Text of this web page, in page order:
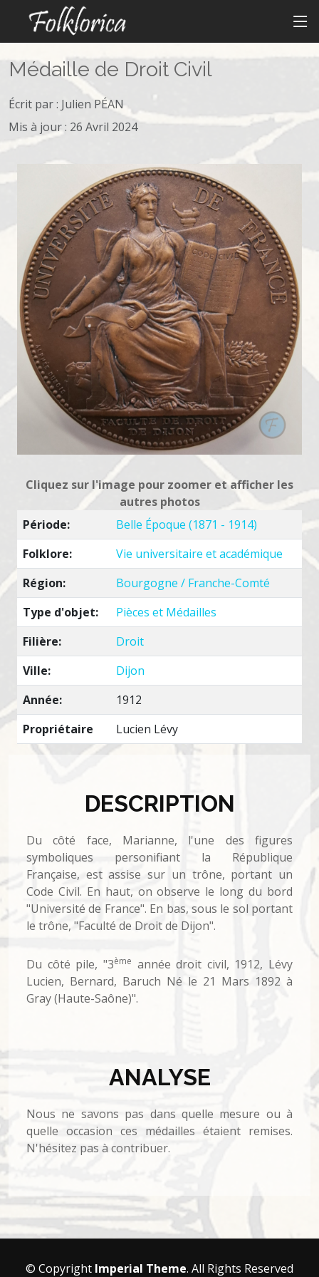
Médaille de Droit Civil
Écrit par : Julien PÉAN
Mis à jour : 26 Avril 2024
Cliquez sur l'image pour zoomer et afficher les
autres photos
Période:
Belle Époque (1871 - 1914)
Folklore:
Vie universitaire et académique
Région:
Bourgogne / Franche-Comté
Type d'objet:
Pièces et Médailles
Filière:
Droit
Ville:
Dijon
Année:
1912
Propriétaire
Lucien Lévy
DESCRIPTION
Du côté face, Marianne, l'une des figures
symboliques personifiant la République
Française, est assise sur un trône, portant un
Code Civil. En haut, on observe le long du bord
"Université de France". En bas, sous le sol portant
le trône, "Faculté de Droit de Dijon".
Du côté pile, "3ème année droit civil, 1912, Lévy
Lucien, Bernard, Baruch Né le 21 Mars 1892 à
Gray (Haute-Saône)".
ANALYSE
Nous ne savons pas dans quelle mesure ou à
quelle occasion ces médailles étaient remises.
N'hésitez pas à contribuer.
© Copyright Imperial Theme. All Rights Reserved